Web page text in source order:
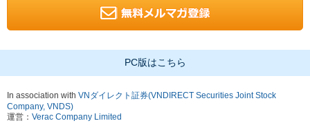
PC版はこちら
In association with VNダイレクト証券(VNDIRECT Securities Joint Stock
Company, VNDS)
運営： Verac Company Limited